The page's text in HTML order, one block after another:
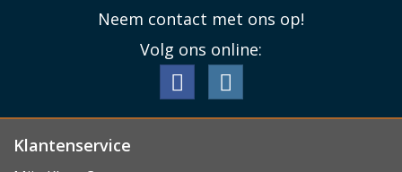
Neem contact met ons op!
Volg ons online:
Klantenservice